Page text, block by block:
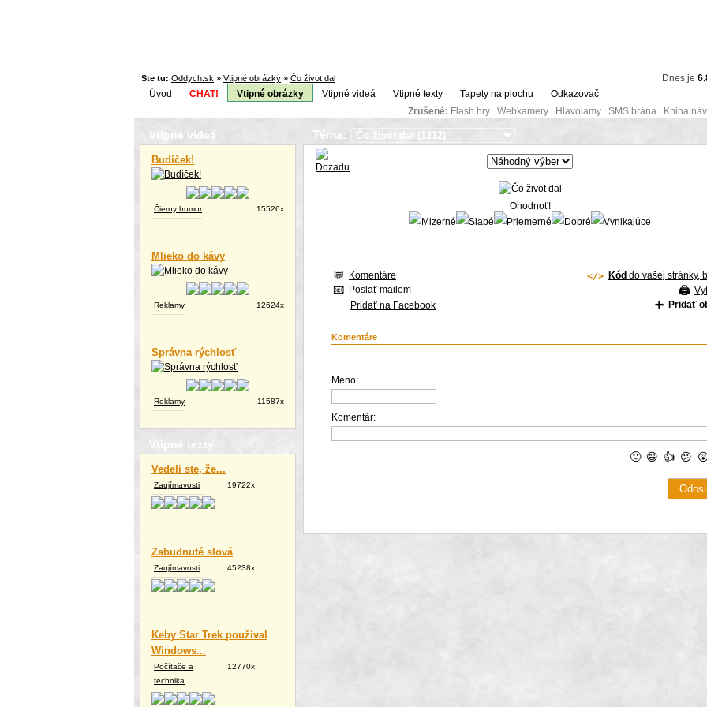
Ste tu: Oddych.sk » Vtipné obrázky » Čo život dal Dnes je
Úvod
CHAT! Vtipné obrázky Vtipné videá Vtipné texty Tapety na plochu
Odkazovač
Zrušené: Flash hry Webkamery Hlavolamy SMS brána Kniha
Vtipné videá
Budíček!
Čierny humor 15526x
Mlieko do kávy
Reklamy 12624x
Správna rýchlosť
Reklamy 11587x
Vtipné texty
Vedeli ste, že...
Zaujímavosti 19722x
Zabudnuté slová
Zaujímavosti 45238x
Keby Star Trek používal
Windows...
Počítače a
technika
12770x
Téma:
Ohodnoť!
Komentáre
Poslať mailom
Pridať na Facebook
Kód do vašej stránky,
Pridať
Komentáre
Meno:
Komentár:
🙂 😄 👍 😕